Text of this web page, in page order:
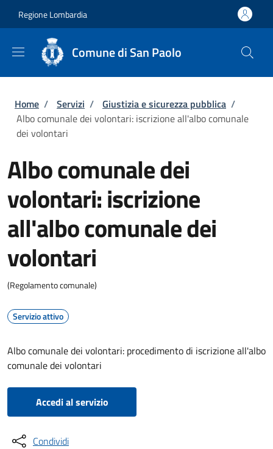
Regione Lombardia
Comune di San Paolo
Briciole di pane
Home / Servizi / Giustizia e sicurezza pubblica /
Albo comunale dei volontari: iscrizione all'albo comunale
dei volontari
Albo comunale dei
volontari: iscrizione
all'albo comunale dei
volontari
(Regolamento comunale)
Servizio attivo
Albo comunale dei volontari: procedimento di iscrizione all'albo
comunale dei volontari
Accedi al servizio
Condividi